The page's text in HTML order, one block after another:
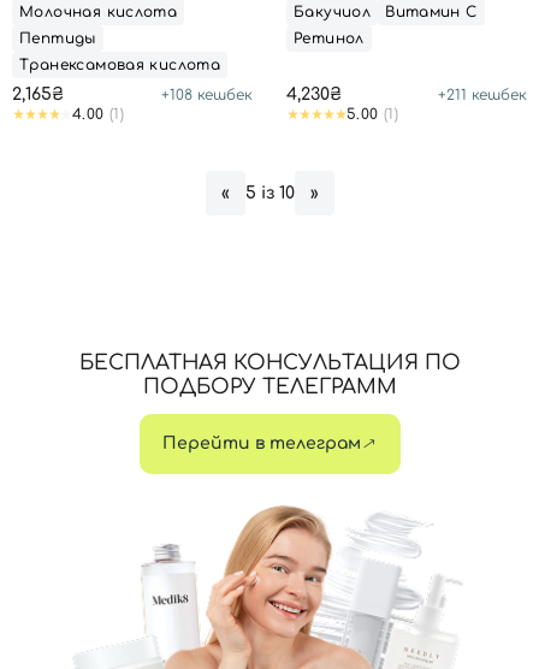
Молочная кислота
Пептиды
Транексамовая кислота
2,165₴ +108 кешбек
4.00 (1)
Бакучиол
Витамин С
Ретинол
4,230₴ +211 кешбек
5.00 (1)
« 5 із 10 »
БЕСПЛАТНАЯ КОНСУЛЬТАЦИЯ ПО
ПОДБОРУ ТЕЛЕГРАММ
Перейти в телеграм